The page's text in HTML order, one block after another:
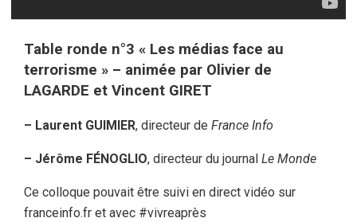
Table ronde n°3 « Les médias face au
terrorisme » – animée par Olivier de
LAGARDE et Vincent GIRET
– Laurent GUIMIER, directeur de France Info
– Jérôme FÉNOGLIO, directeur du journal Le Monde
Ce colloque pouvait être suivi en direct vidéo sur
franceinfo.fr et avec #vivreaprès